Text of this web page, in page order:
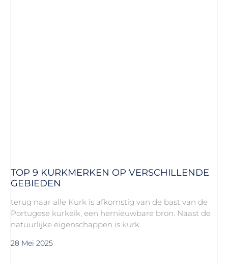
TOP 9 KURKMERKEN OP VERSCHILLENDE
GEBIEDEN
terug naar alle Kurk is afkomstig van de bast van de
Portugese kurkeik, een hernieuwbare bron. Naast de
natuurlijke eigenschappen is kurk
28 Mei 2025